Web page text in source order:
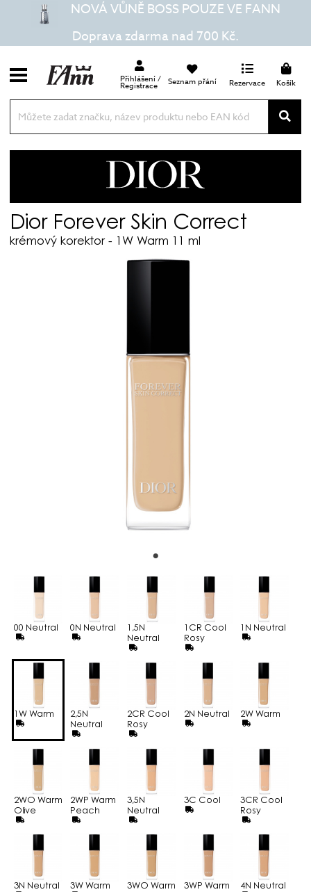
NOVÁ VŮNĚ BOSS POUZE VE FANN
Doprava zdarma nad 700 Kč.
Přihlášení /
Registrace Seznam přání Rezervace Košík
Dior
Dior Forever Skin Correct
krémový korektor - 1W Warm 11 ml
00 Neutral 0N Neutral
1,5N
Neutral
1CR Cool
Rosy
1N Neutral
1W Warm
2,5N
Neutral
2CR Cool
Rosy
2N Neutral 2W Warm
2WO Warm
Olive
2WP Warm
Peach
3,5N
Neutral
3C Cool
3CR Cool
Rosy
3N Neutral 3W Warm
3WO Warm
3WP Warm
4N Neutral